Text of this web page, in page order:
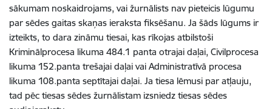
sākumam noskaidrojams, vai žurnālists nav pieteicis lūgumu
par sēdes gaitas skaņas ieraksta fiksēšanu. Ja šāds lūgums ir
izteikts, to dara zināmu tiesai, kas rīkojas atbilstoši
Kriminālprocesa likuma 484.1 panta otrajai daļai, Civilprocesa
likuma 152.panta trešajai daļai vai Administratīvā procesa
likuma 108.panta septītajai daļai. Ja tiesa lēmusi par atļauju,
tad pēc tiesas sēdes žurnālistam izsniedz tiesas sēdes